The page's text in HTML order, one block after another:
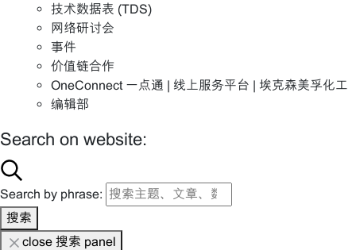
技术数据表 (TDS)
网络研讨会
事件
价值链合作
OneConnect 一点通 | 线上服务平台 | 埃克森美孚化工
编辑部
Search on website:
Search by phrase:
搜索
close 搜索 panel